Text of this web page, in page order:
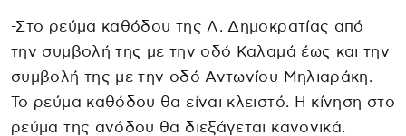
-Στο ρεύμα καθόδου της Λ. Δημοκρατίας από
την συμβολή της με την οδό Καλαμά έως και την
συμβολή της με την οδό Αντωνίου Μηλιαράκη.
Το ρεύμα καθόδου θα είναι κλειστό. Η κίνηση στο
ρεύμα της ανόδου θα διεξάγεται κανονικά.